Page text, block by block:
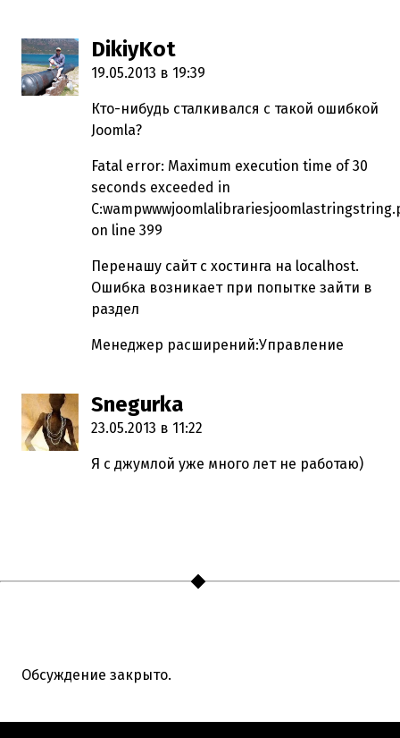
DikiyKot
19.05.2013 в 19:39
Кто-нибудь сталкивался с такой ошибкой
Joomla?
Fatal error: Maximum execution time of 30
seconds exceeded in
on line 399
Перенашу сайт с хостинга на localhost.
Ошибка возникает при попытке зайти в
раздел
Менеджер расширений:Управление
Snegurka
23.05.2013 в 11:22
Я с джумлой уже много лет не работаю)
Обсуждение закрыто.